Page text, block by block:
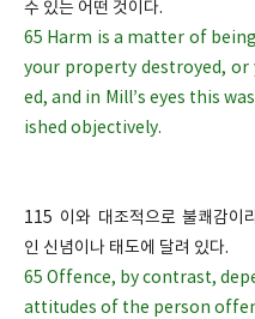
수 있는 어떤 것이다.
65 Harm is a matter of
your property destroyed,
ed, and in Mill’s eyes this
ished objectively.
115 이와 대조적으로 불쾌감이
인 신념이나 태도에 달려 있다.
65 Offence, by contrast,
attitudes of the person